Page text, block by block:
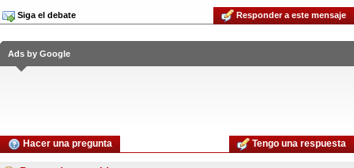
Siga el debate Responder a este mensaje
Ads by Google
Hacer una pregunta Tengo una respuesta